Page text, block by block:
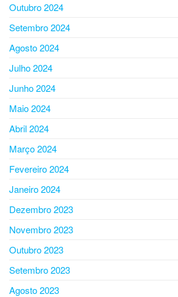
Outubro 2024
Setembro 2024
Agosto 2024
Julho 2024
Junho 2024
Maio 2024
Abril 2024
Março 2024
Fevereiro 2024
Janeiro 2024
Dezembro 2023
Novembro 2023
Outubro 2023
Setembro 2023
Agosto 2023